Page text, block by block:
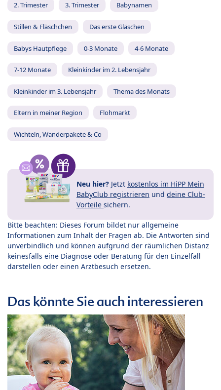
2. Trimester 3. Trimester Babynamen
Stillen & Fläschchen Das erste Gläschen
Babys Hautpflege 0-3 Monate 4-6 Monate
7-12 Monate Kleinkinder im 2. Lebensjahr
Kleinkinder im 3. Lebensjahr Thema des Monats
Eltern in meiner Region Flohmarkt
Wichteln, Wanderpakete & Co
Neu hier? Jetzt kostenlos im HiPP Mein
BabyClub registrieren und deine Club-
Vorteile sichern.
Bitte beachten: Dieses Forum bildet nur allgemeine
Informationen zum Inhalt der Fragen ab. Die Antworten sind
unverbindlich und können aufgrund der räumlichen Distanz
keinesfalls eine Diagnose oder Beratung für den Einzelfall
darstellen oder einen Arztbesuch ersetzen.
Das könnte Sie auch interessieren